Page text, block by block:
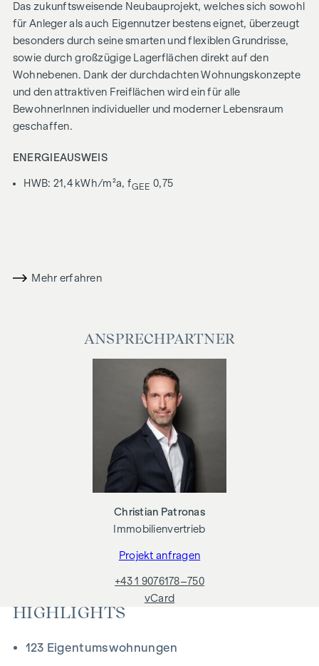
Das zukunftsweisende Neubauprojekt, welches sich sowohl
für Anleger als auch Eigennutzer bestens eignet, überzeugt
besonders durch seine smarten und flexiblen Grundrisse,
sowie durch großzügige Lagerflächen direkt auf den
Wohnebenen. Dank der durchdachten Wohnungskonzepte
und den attraktiven Freiflächen wird ein für alle
BewohnerInnen individueller und moderner Lebensraum
geschaffen.
ENERGIEAUSWEIS
HWB: 21,4 kWh/m²a, fGEE 0,75
Abschlussfall eine Provision anfällt, die den in der
auch dann, wenn Sie die Ihnen überlassenen Informationen
an Dritte weitergeben. Es besteht ein wirtschaftliches
Naheverhältnis zum Verkäufer. Wir weisen darauf hin, dass
wir als Doppelmakler tätig sind. Die Vertragserrichtung und
Treuhandabwicklung ist gebunden an
.................................................. Die Kosten betragen 1,5 %
des Kaufpreises zzgl. 20 % USt. sowie Barauslagen und
Mehr erfahren
ANSPRECHPARTNER
Christian Patronas
Immobilienvertrieb
Projekt anfragen
+43 1 9076178–750
vCard
HIGHLIGHTS
123 Eigentumswohnungen